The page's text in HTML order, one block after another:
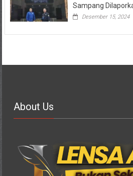
Sampang
Desember 15, 2024
About Us